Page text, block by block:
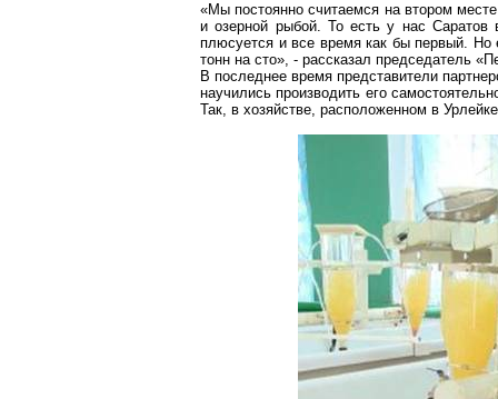
«Мы постоянно считаемся на втором
и озерной рыбой. То есть у нас Саратов
плюсуется и все время как бы первый. Но
тонн на сто», - рассказал председатель «
В последнее время представители
научились производить его
Так, в хозяйстве, расположенном в Урлейке